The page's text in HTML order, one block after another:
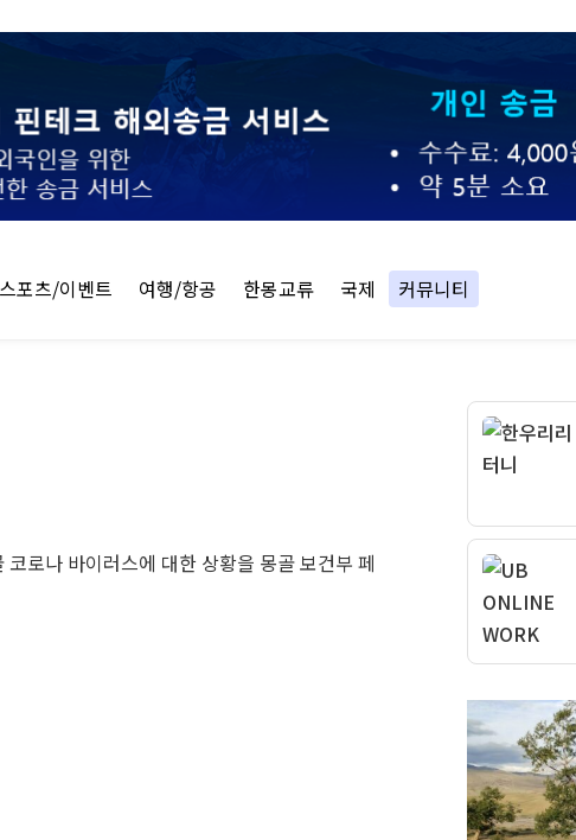
포츠/이벤트 여행/항공 한몽교류 국제 커뮤니티
로나 바이러스에 대한 상황을 몽골 보건부 페